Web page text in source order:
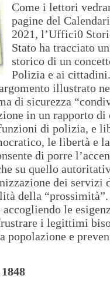
Come i lettori
pagine del
2021, l’Uffici0
Stato ha tracciato
storico di un
Polizia e ai
illustrato
di sicurezza
in un rapporto di
di polizia, e
le libertà e
di porre
su quello
dei servizi
della
le
i legittimi
popolazione e